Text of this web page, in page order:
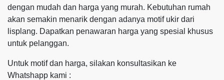
dengan mudah dan harga yang murah. Kebutuhan rumah
akan semakin menarik dengan adanya motif ukir dari
lisplang. Dapatkan penawaran harga yang spesial khusus
untuk pelanggan.
Untuk motif dan harga, silakan konsultasikan ke
Whatshapp kami :